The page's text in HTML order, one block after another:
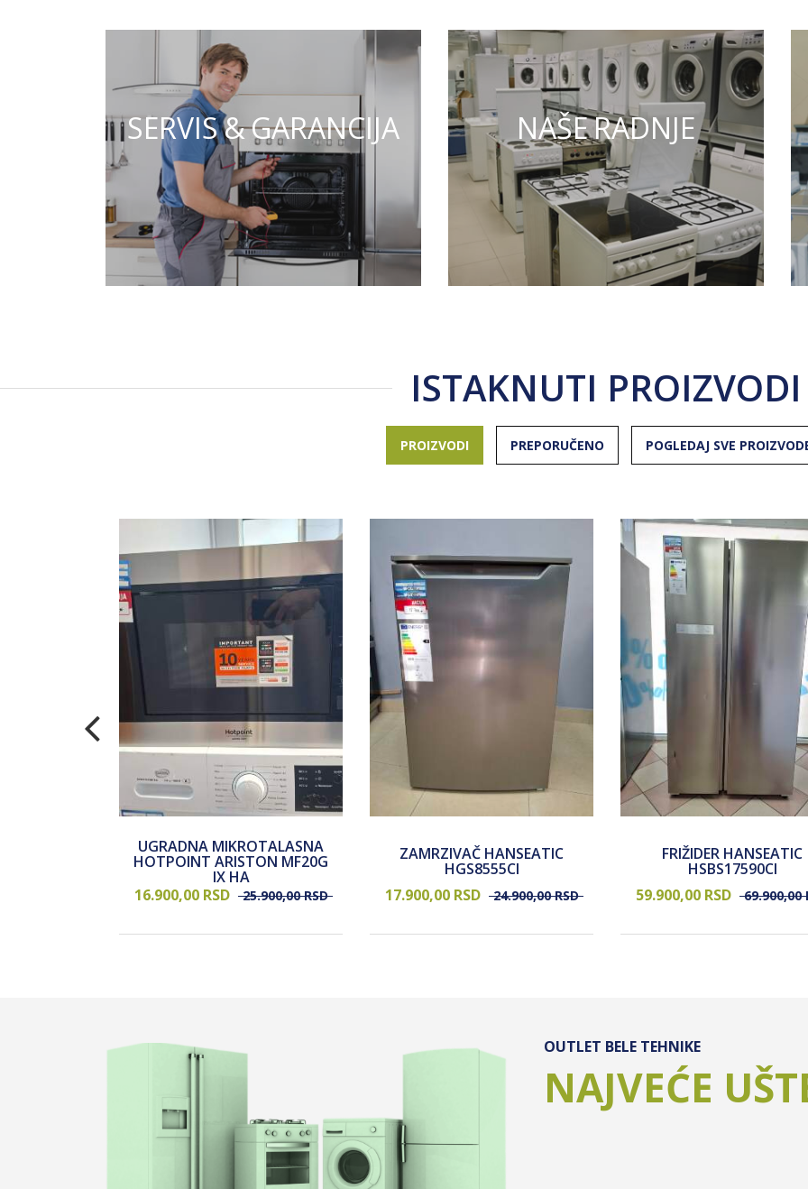
SERVIS & GARANCIJA NAŠE RADNJE
ISTAKNUTI PROIZVODI
PROIZVODI PREPORUČENO POGLEDAJ SVE
UGRADNA MIKROTALASNA
HOTPOINT ARISTON MF20G
IX HA
16.900,00 RSD 25.900,00 RSD
ZAMRZIVAČ HANSEATIC
HGS8555CI
17.900,00 RSD 24.900,00 RSD
FRIŽIDER HANSEATIC
HSBS17590CI
59.900,00 RSD 69.900,00
OUTLET BELE TEHNIKE
NAJVEĆE